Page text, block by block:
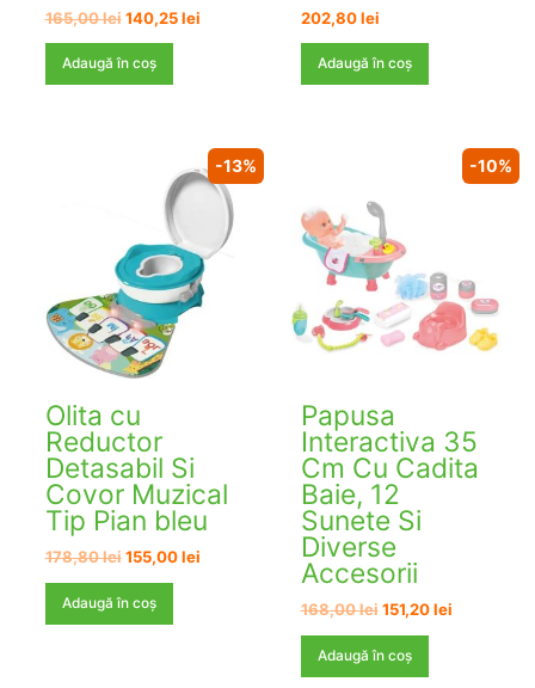
165,00lei Prețul
a
fost:
140,25leiPrețul
Adaugă în coș
202,80lei
Adaugă în coș
-13%
Olita cu
Reductor
Detasabil Si
Covor Muzical
Tip Pian bleu
178,80lei Prețul
a
fost:
155,00leiPrețul
Adaugă în coș
-10%
Papusa
Interactiva 35
Cm Cu Cadita
Baie, 12
Sunete Si
Diverse
Accesorii
168,00lei Prețul
a
fost:
151,20leiPrețul
Adaugă în coș